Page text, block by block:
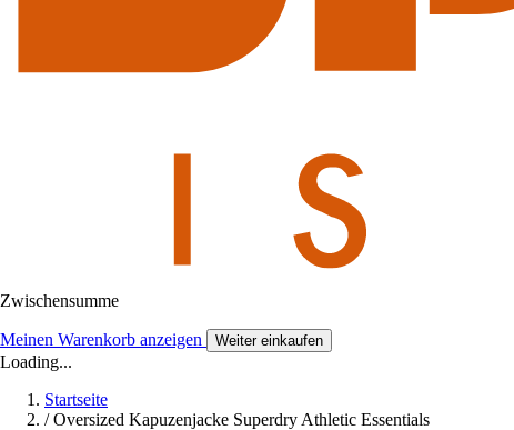
Zwischensumme
Meinen Warenkorb anzeigen Weiter einkaufen
Loading...
Startseite
/ Oversized Kapuzenjacke Superdry Athletic Essentials